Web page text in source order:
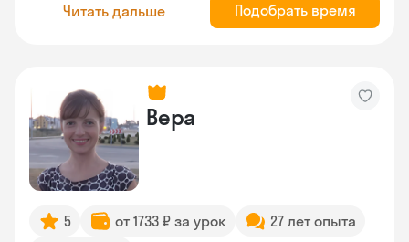
Читать дальше Подобрать время
Вера
5 от 1733 ₽ за урок
27 лет опыта